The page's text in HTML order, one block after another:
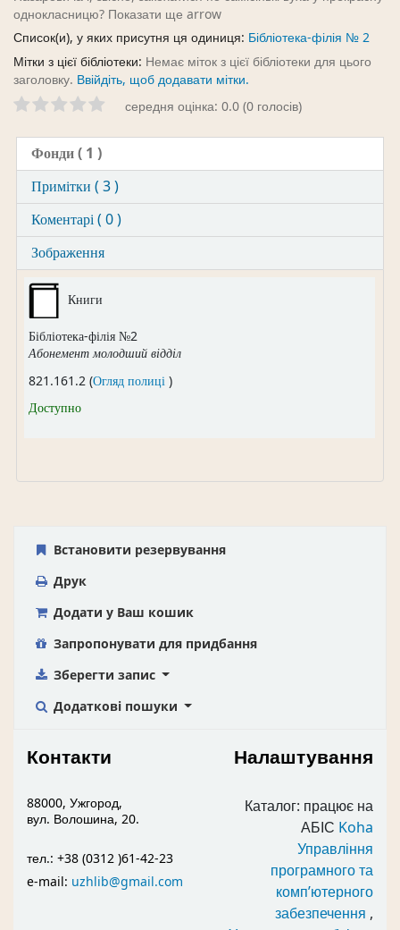
однокласницю? Показати ще arrow
Список(и), у яких присутня ця одиниця: Бібліотека-філія № 2
Мітки з цієї бібліотеки: Немає міток з цієї бібліотеки для цього
заголовку. Ввійдіть, щоб додавати мітки.
середня оцінка: 0.0 (0 голосів)
Фонди( 1 )
Примітки ( 3 )
Коментарі ( 0 )
Зображення
Книги
Бібліотека-філія №2
Абонемент молодший відділ
821.161.2 (Огляд полиці(Відкривається нижче)
)
Доступно
Встановити резервування
Друк
Додати у Ваш кошик
Запропонувати для придбання
Зберегти запис
Додаткові пошуки
Контакти
88000, Ужгород,
вул. Волошина, 20.
тел.: +38 (0312 )61-42-23
e-mail: uzhlib@gmail.com
Налаштування
Каталог: працює на
АБІС Koha
Управління
програмного та
комп’ютерного
забезпечення ,